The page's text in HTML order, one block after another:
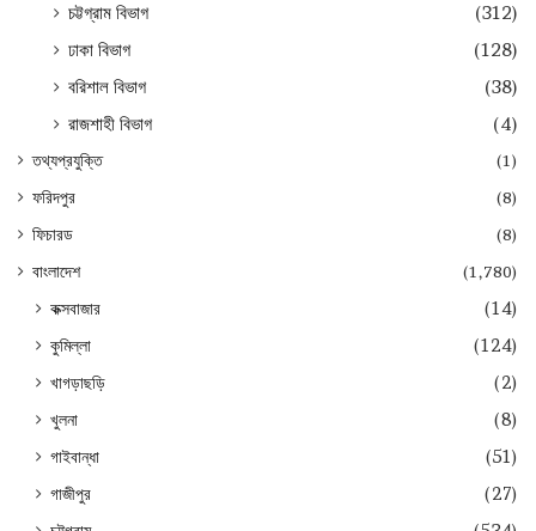
চট্টগ্রাম বিভাগ
(312)
ঢাকা বিভাগ
(128)
বরিশাল বিভাগ
(38)
রাজশাহী বিভাগ
(4)
তথ্যপ্রযুক্তি
(1)
ফরিদপুর
(8)
ফিচারড
(8)
বাংলাদেশ
(1,780)
কক্সবাজার
(14)
কুমিল্লা
(124)
খাগড়াছড়ি
(2)
খুলনা
(8)
গাইবান্ধা
(51)
গাজীপুর
(27)